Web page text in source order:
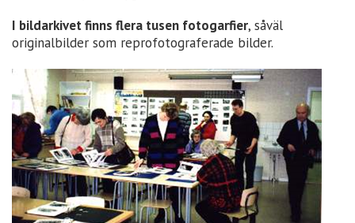
I bildarkivet finns flera tusen fotogarfier, såväl
originalbilder som reprofotograferade bilder.